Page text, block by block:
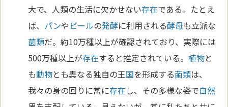
大で、人類の生活に欠かせない存在である。たとえ
ば、 パンや ビールの発酵に利用される酵母も立派な
菌類だ。約10万種以上が確認されており、実際には
500万種以上が存在すると推定されている。植物と
も動物とも異なる独自の王国を形成する菌類は、
我々の身の回りに常に存在し、その多様な姿で自然